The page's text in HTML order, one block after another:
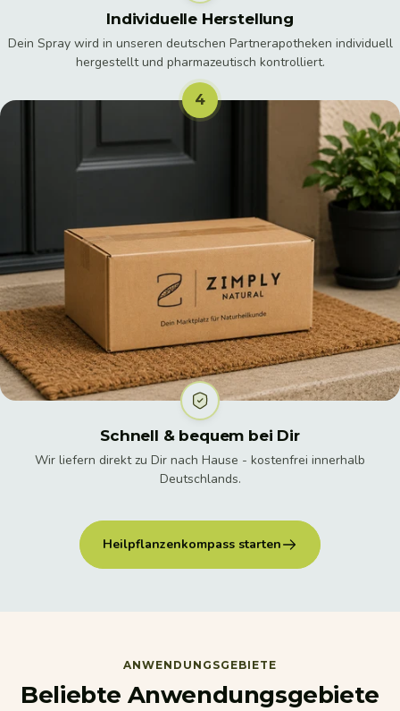
Individuelle Herstellung
Dein Spray wird in unseren deutschen Partnerapotheken individuell
hergestellt und pharmazeutisch kontrolliert.
4
Schnell & bequem bei Dir
Wir liefern direkt zu Dir nach Hause - kostenfrei innerhalb
Deutschlands.
Heilpflanzenkompass starten
ANWENDUNGSGEBIETE
Beliebte Anwendungsgebiete